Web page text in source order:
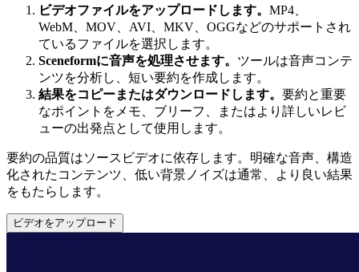
ビデオファイルをアップロードします。 MP4、
WebM、MOV、AVI、MKV、OGGなどのサポートされ
ているファイルを選択します。
Sceneformに音声を処理させます。 ツールは音声コンテ
ンツを分析し、短い要約を作成します。
結果をコピーまたはダウンロードします。 要約と重要
なポイントをメモ、ブリーフ、またはより詳しいレビ
ューの出発点として使用します。
要約の品質はソースビデオに依存します。明確な音声、構造
化されたコンテンツ、低い背景ノイズは通常、より良い結果
をもたらします。
ビデオをアップロード